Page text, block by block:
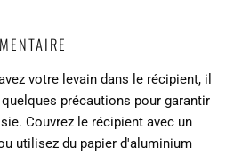
votre levain dans le récipient, il
précautions pour garantir
Couvrez le récipient avec un
utilisez du papier d'aluminium